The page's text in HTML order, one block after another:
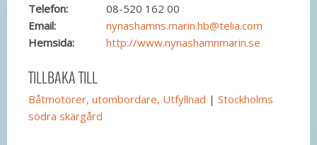
Telefon:
08-520 162 00
Email:
nynashamns.marin.hb@telia.com
Hemsida:
http://www.nynashamnmarin.se
TILLBAKA TILL
Båtmotorer, utombordare, Utfyllnad | Stockholms
södra skärgård